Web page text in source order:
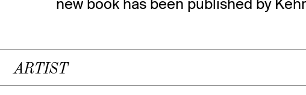
new book has been published by
ARTIST